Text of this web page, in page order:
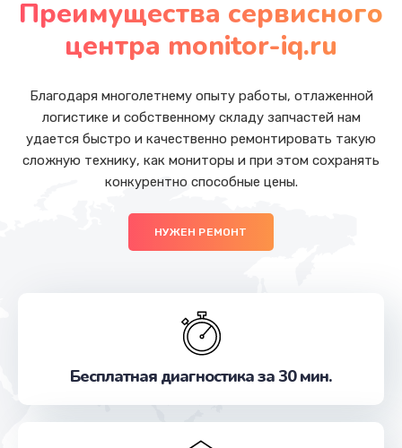
Заказать
от 1090 руб.
Заказать
Замена USB порта
Заказать
Заказать
Заказать
Преимущества сервисного
центра monitor-iq.ru
Благодаря многолетнему опыту работы, отлаженной
логистике и собственному складу запчастей нам
удается быстро и качественно ремонтировать такую
сложную технику, как мониторы и при этом сохранять
конкурентно способные цены.
НУЖЕН РЕМОНТ
Бесплатная диагностика за 30 мин.